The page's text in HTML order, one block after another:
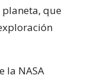
que
la NASA